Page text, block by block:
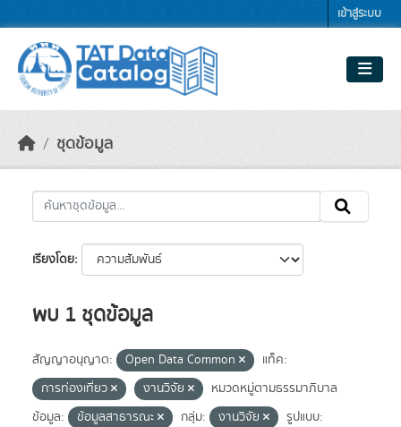
เข้าสู่ระบบ
ชุดข้อมูล
เรียงโดย
พบ 1 ชุดข้อมูล
สัญญาอนุญาต: Open Data Common
แท็ค:
การท่องเที่ยว
งานวิจัย
หมวดหมู่ตามธรรมาภิบาล
ข้อมูล:
ข้อมูลสาธารณะ กลุ่ม: งานวิจัย
รูปแบบ: